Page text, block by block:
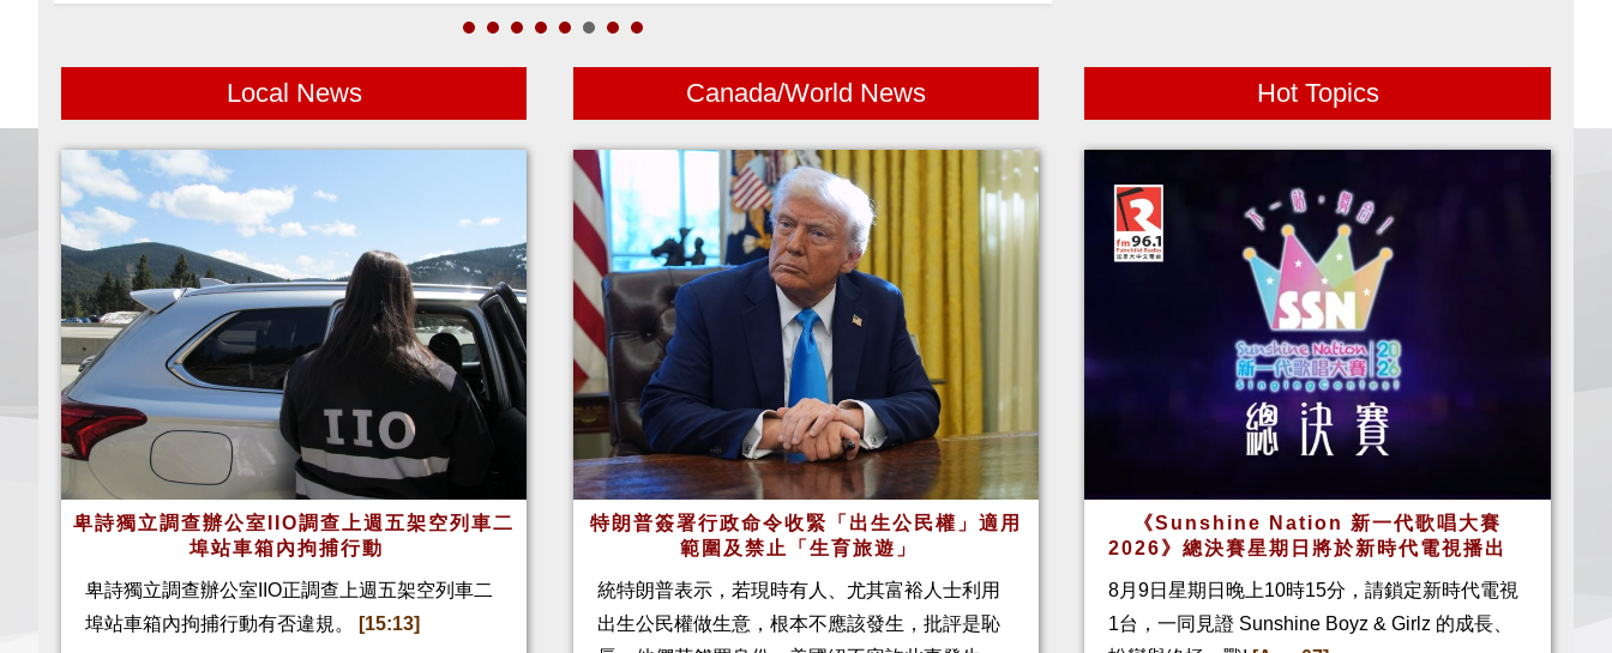
Local News Canada/World News Hot Topics
卑詩獨立調查辦公室IIO調查上週五架空列車二
埠站車箱內拘捕行動
卑詩獨立調查辦公室IIO正調查上週五架空列車二
埠站車箱內拘捕行動有否違規。
[15:13]
特朗普簽署行政命令收緊「出生公民權」適用
範圍及禁止「生育旅遊」
統特朗普表示，若現時有人、尤其富裕人士利用
出生公民權做生意，根本不應該發生，批評是恥
《Sunshine Nation 新一代歌唱大賽
2026》總決賽星期日將於新時代電視播出
8月9日星期日晚上10時15分，請鎖定新時代電視
1台，一同見證 Sunshine Boyz & Girlz 的成長、